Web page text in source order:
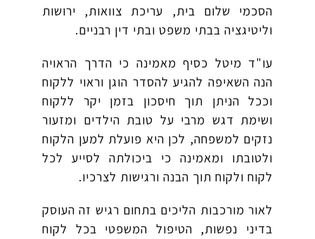
הסכמי שלום בית, עריכת צוואות, ירושות
וליטיגציה בבתי משפט ובתי דין רבניים.
עו"ד מיטל כסיף מאמינה כי הדרך הראויה
הנה השאיפה להגיע להסדר הוגן וראוי ללקוח
וככל הניתן תוך חיסכון בזמן יקר ללקוח
ושימת דגש מרבי על טובת הילדים ומזעור
נזקים למשפחה, לכן היא פועלת למען הלקוח
ולטובתו ומאמינה כי ביכולתה לסייע לכל
לקוח ולקוח תוך הבנה ורגישות לצרכיו.
לאור מורכבות הליכים בתחום רגיש זה העוסק
בדיני נפשות, הטיפול המשפטי בכל לקוח